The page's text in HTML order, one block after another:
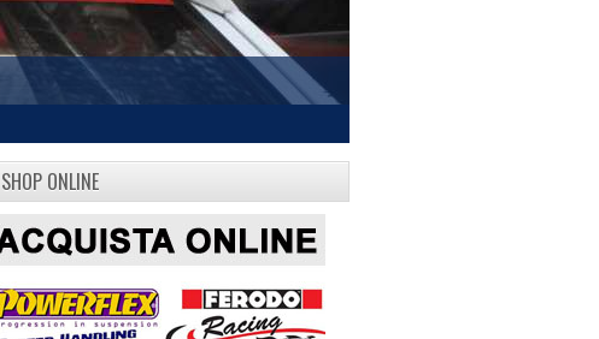
SHOP ONLINE